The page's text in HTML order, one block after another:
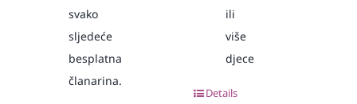
svako
sljedeće
besplatna
članarina.
ili
više
djece
Details